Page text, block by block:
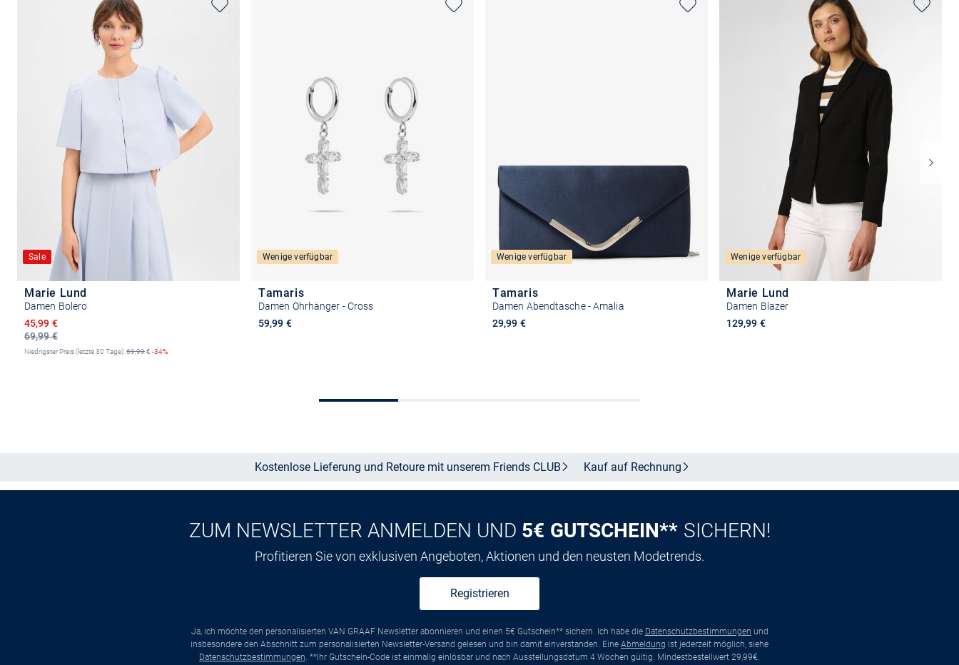
Sale
Marie Lund
Damen Bolero
69,99 €
Ermäßigter Preis
45,99 €
Niedrigster Preis (letzte 30 Tage):69,99€ -34%
Wenige verfügbar
Tamaris
Damen Ohrhänger - Cross
59,99 €
In den Warenkorb
Wenige verfügbar
Tamaris
Damen Abendtasche - Amalia
29,99 €
Wenige verfügbar
Marie Lund
Damen Blazer
129,99 €
Kostenlose Lieferung und Retoure mit unserem Friends CLUB Kauf auf Rechnung
ZUM NEWSLETTER ANMELDEN UND 5€ GUTSCHEIN** SICHERN!
Profitieren Sie von exklusiven Angeboten, Aktionen und den neusten Modetrends.
Registrieren
Ja, ich möchte den personalisierten VAN GRAAF Newsletter abonnieren und einen 5€ Gutschein** sichern. Ich habe die Datenschutzbestimmungen und
insbesondere den Abschnitt zum personalisierten Newsletter-Versand gelesen und bin damit einverstanden. Eine Abmeldung ist jederzeit möglich, siehe
Datenschutzbestimmungen . **Ihr Gutschein-Code ist einmalig einlösbar und nach Ausstellungsdatum 4 Wochen gültig. Mindestbestellwert 29,99€.